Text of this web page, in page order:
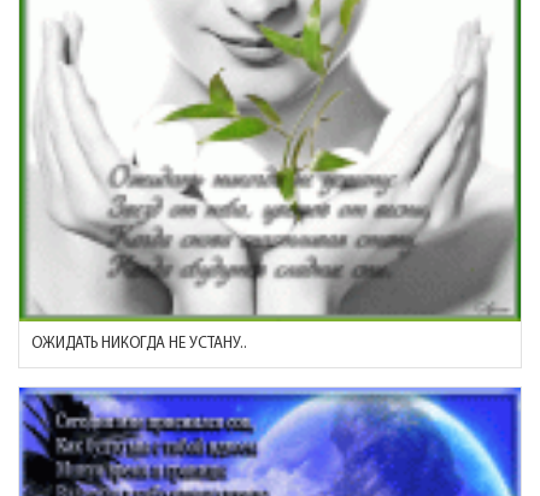
ОЖИДАТЬ НИКОГДА НЕ УСТАНУ..